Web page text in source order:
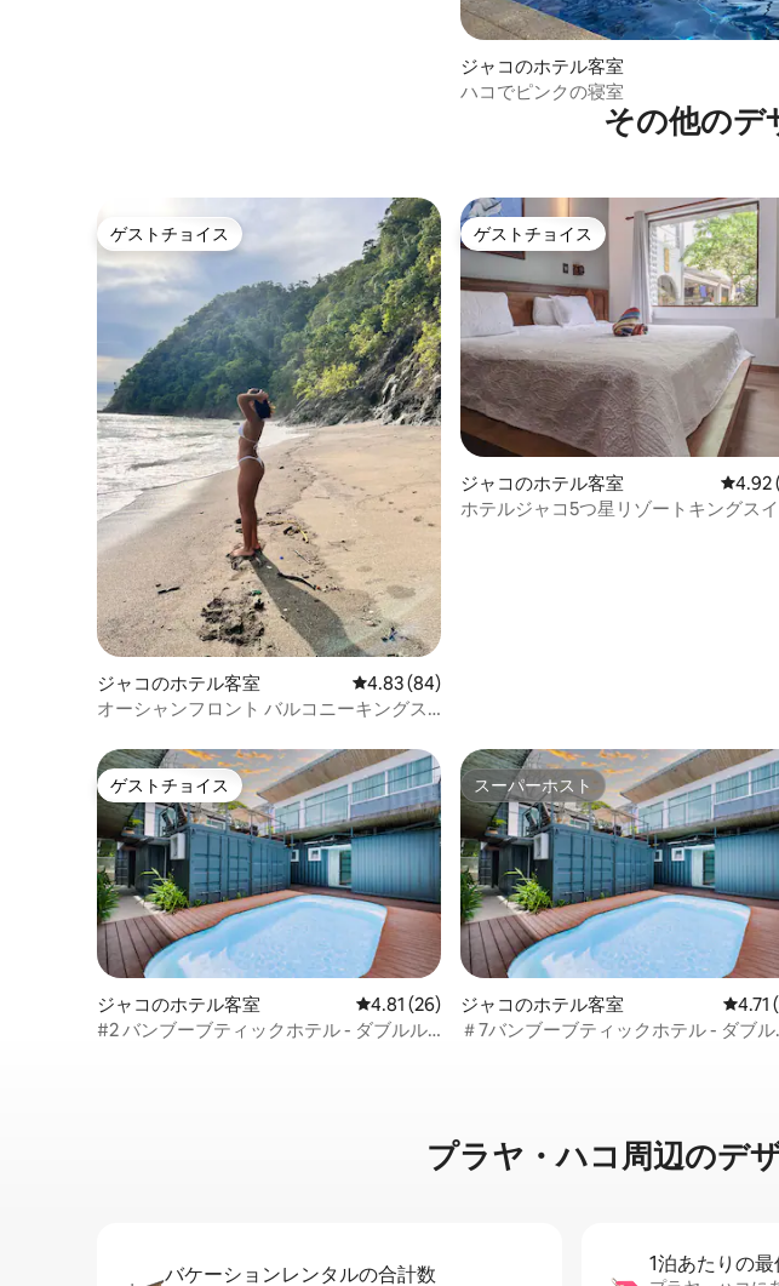
ジャコのホテル客室
ハコでピンクの寝室
その他のデ
ゲストチョイス
ゲストチョイス
ジャコのホテル客室 レビュー84件、5つ星中4.83つ星の平均評価
4.83 (84)
オーシャンフロント バルコニーキングス
ゲストチョイス
ゲストチョイス
ジャコのホテル客室 レビュ
4.92
ホテルジャコ5つ星リゾートキングスイ
ゲストチョイス
ゲストチョイス
ジャコのホテル客室 レビュー26件、5つ星中4.81つ星の平均評価
4.81 (26)
#2 バンブーブティックホテル - ダブルル
スーパーホスト
スーパーホスト
ジャコのホテル客室 レビ
4.71
＃7バンブーブティックホテル - ダブル
プラヤ・ハコ周辺のデ⁠
バケーションレ⁠ン⁠タ⁠ル⁠の合⁠計⁠数 1泊あたりの